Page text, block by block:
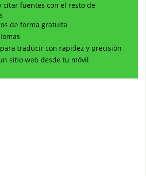
citar fuentes con el resto de
de forma gratuita
traducir con rapidez y precisión
sitio web desde tu móvil